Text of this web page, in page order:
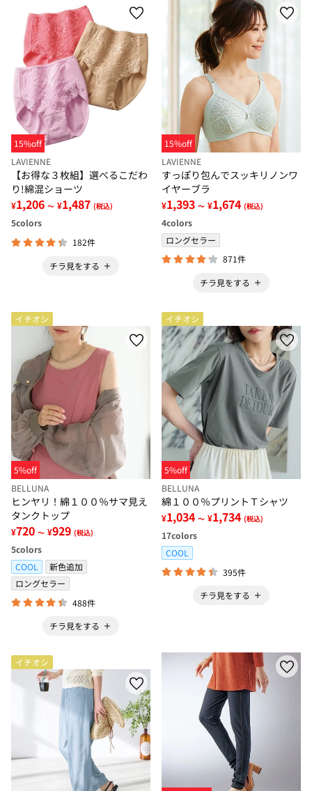
15%off
LAVIENNE
【お得な３枚組】選べるこだわ
り!綿混ショーツ
¥1,206 ～ ¥1,487 (税込)
5colors
182件
チラ見をする
15%off
LAVIENNE
すっぽり包んでスッキリノンワ
イヤーブラ
¥1,393 ～ ¥1,674 (税込)
4colors
ロングセラー
871件
チラ見をする
イチオシ
5%off
BELLUNA
ヒンヤリ！綿１００％サマ見え
タンクトップ
¥720 ～ ¥929 (税込)
5colors
COOL
新色追加
ロングセラー
488件
チラ見をする
イチオシ
5%off
BELLUNA
綿１００％プリントＴシャツ
¥1,034 ～ ¥1,734 (税込)
17colors
COOL
395件
チラ見をする
イチオシ